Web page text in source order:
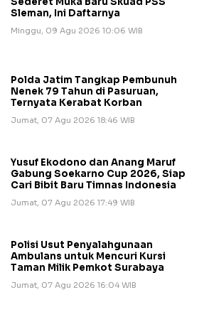
Sleman, Ini Daftarnya
Minggu, 09 Agu 2026 10:06 WIB
Polda Jatim Tangkap Pembunuh
Nenek 79 Tahun di Pasuruan,
Ternyata Kerabat Korban
Jumat, 07 Agu 2026 18:46 WIB
Yusuf Ekodono dan Anang Maruf
Gabung Soekarno Cup 2026, Siap
Cari Bibit Baru Timnas Indonesia
Jumat, 07 Agu 2026 17:49 WIB
Polisi Usut Penyalahgunaan
Ambulans untuk Mencuri Kursi
Taman Milik Pemkot Surabaya
Jumat, 07 Agu 2026 16:04 WIB